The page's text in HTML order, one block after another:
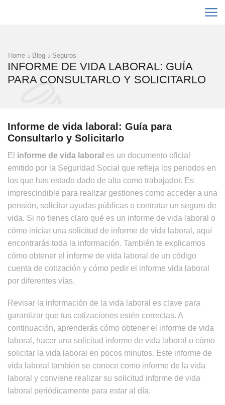
Home Blog Seguros
INFORME DE VIDA LABORAL: GUÍA
PARA CONSULTARLO Y SOLICITARLO
Informe de vida laboral: Guía para
Consultarlo y Solicitarlo
El informe de vida laboral es un documento oficial
emitido por la Seguridad Social que refleja los periodos en
los que has estado dado de alta como trabajador. Es
imprescindible para realizar gestiones como acceder a una
pensión, solicitar ayudas públicas o contratar un seguro de
vida. Si no tienes claro qué es un informe de vida laboral o
cómo iniciar una solicitud de informe de vida laboral, aquí
encontrarás toda la información. También te explicamos
cómo obtener el informe de vida laboral de un código
cuenta de cotización y cómo pedir el informe vida laboral
por diferentes vías.
Revisar la información de la vida laboral es clave para
garantizar que tus cotizaciones estén correctas. A
continuación, aprenderás cómo obtener el informe de vida
laboral, hacer una solicitud informe de vida laboral o cómo
solicitar la vida laboral en pocos minutos. Este informe de
vida laboral también se conoce como informe de la vida
laboral y conviene realizar su solicitud informe de vida
laboral periódicamente para estar al día.